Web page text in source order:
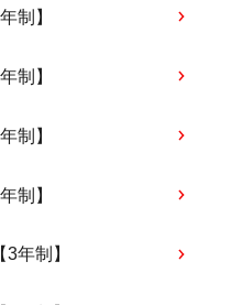
制】
制】
制】
制】
年制】